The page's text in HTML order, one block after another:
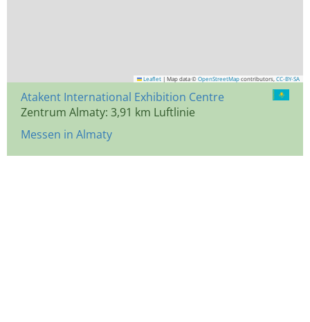
Leaflet | Map data © OpenStreetMap contributors, CC-BY-SA
Atakent International Exhibition Centre
Zentrum Almaty: 3,91 km Luftlinie
Messen in Almaty